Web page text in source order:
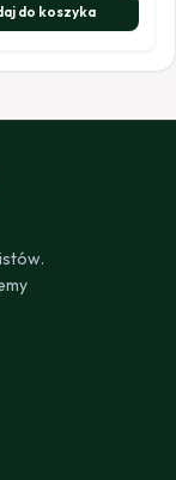
do koszyka